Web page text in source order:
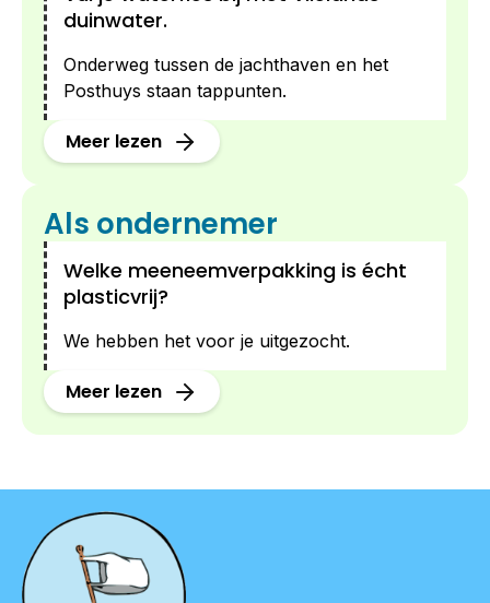
duinwater.
Onderweg tussen de jachthaven en het
Posthuys staan tappunten.
Meer lezen
Als ondernemer
Welke meeneemverpakking is écht
plasticvrij?
We hebben het voor je uitgezocht.
Meer lezen